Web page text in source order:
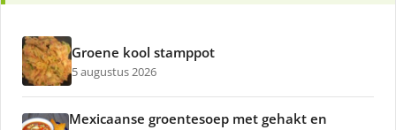
Groene kool stamppot
5 augustus 2026
Mexicaanse groentesoep met gehakt en